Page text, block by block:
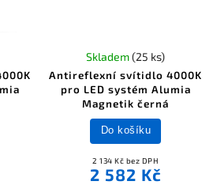
Antireflexní svítidlo 4000K
pro LED systém Alumia
Magnetik černá
Skladem(25 ks)
2 134 Kč bez DPH
2 582 Kč
Do košíku